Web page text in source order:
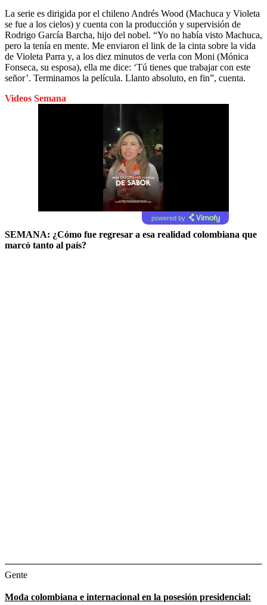
La serie es dirigida por el chileno Andrés Wood (Machuca y Violeta
se fue a los cielos) y cuenta con la producción y supervisión de
Rodrigo García Barcha, hijo del nobel. “Yo no había visto Machuca,
pero la tenía en mente. Me enviaron el link de la cinta sobre la vida
de Violeta Parra y, a los diez minutos de verla con Moni (Mónica
Fonseca, su esposa), ella me dice: ‘Tú tienes que trabajar con este
señor’. Terminamos la película. Llanto absoluto, en fin”, cuenta.
Videos Semana
powered by
SEMANA: ¿Cómo fue regresar a esa realidad colombiana que
marcó tanto al país?
Gente
Moda colombiana e internacional en la posesión presidencial: